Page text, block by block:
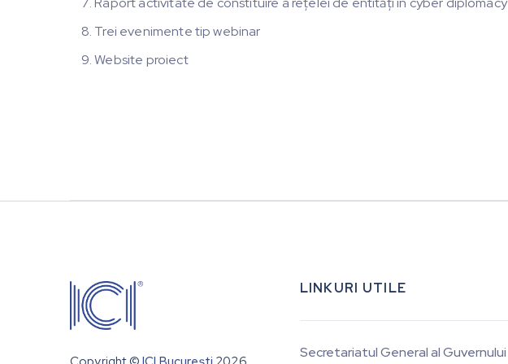
Trei evenimente tip webinar
Website proiect
LINKURI UTILE
Secretariatul General al Guvernului